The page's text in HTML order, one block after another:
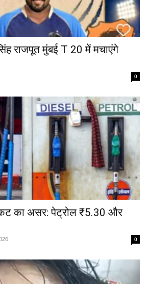
राजपूत मुंबई T 20 में मचाएंगे
0
का असर: पेट्रोल ₹5.30 और
0